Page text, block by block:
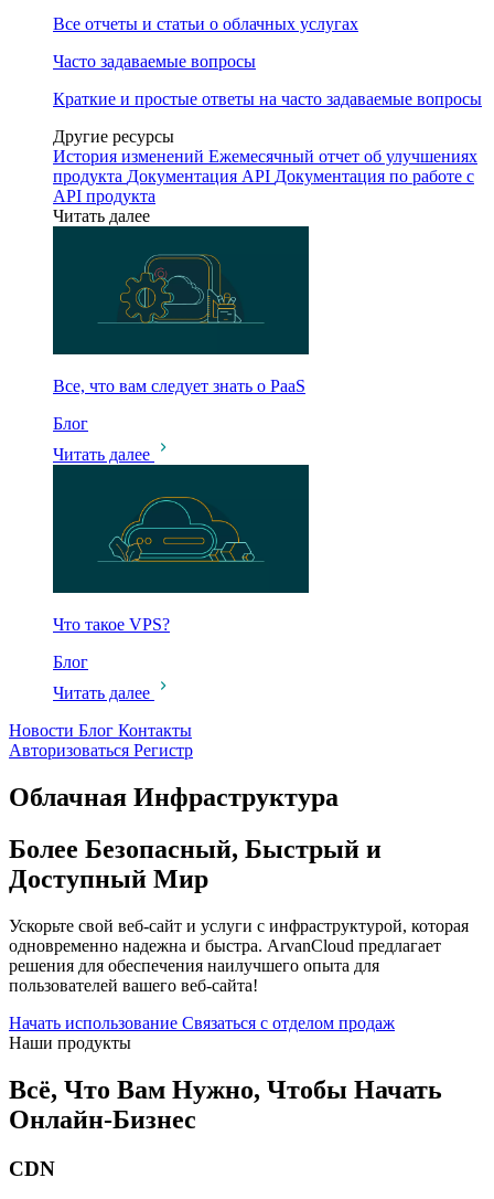
Все отчеты и статьи о облачных услугах
Часто задаваемые вопросы
Краткие и простые ответы на часто задаваемые вопросы
Другие ресурсы
История изменений Ежемесячный отчет об улучшениях
продукта Документация API Документация по работе с
API продукта
Читать далее
Все, что вам следует знать о PaaS
Блог
Читать далее
Что такое VPS?
Блог
Читать далее
Новости Блог Контакты
Авторизоваться Pегистр
Облачная Инфраструктура
Более Безопасный, Быстрый и
Доступный Мир
Ускорьте свой веб-сайт и услуги с инфраструктурой, которая
одновременно надежна и быстра. ArvanCloud предлагает
решения для обеспечения наилучшего опыта для
пользователей вашего веб-сайта!
Начать использование Связаться с отделом продаж
Наши продукты
Всё, Что Вам Нужно, Чтобы Начать
Онлайн-Бизнес
CDN